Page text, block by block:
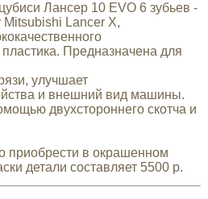
Лансер 10 EVO 6 зубьев -
Lancer X,
Предназначена для
улучшает
и внешний вид машины.
двухстороннего скотча и
приобрести в окрашенном
детали составляет 5500 р.